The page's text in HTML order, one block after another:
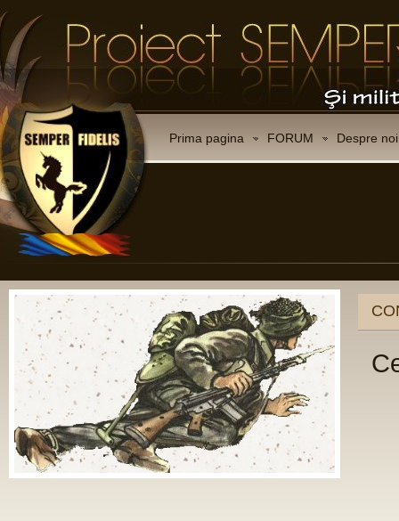
Prima pagina FORUM Despre noi
Membri de onoare
doctor inginer
MARIA
general dr.
general de